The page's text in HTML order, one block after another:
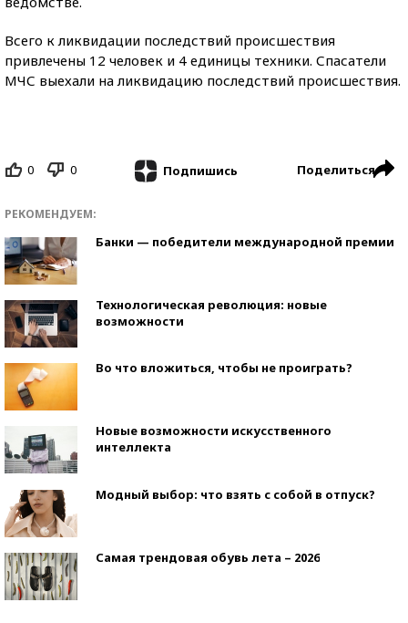
Всего к ликвидации последствий происшествия
привлечены 12 человек и 4 единицы техники. Спасатели
МЧС выехали на ликвидацию последствий происшествия.
0 0 Подпишись Поделиться
РЕКОМЕНДУЕМ:
Банки — победители международной премии
Технологическая революция: новые
возможности
Во что вложиться, чтобы не проиграть?
Новые возможности искусственного
интеллекта
Модный выбор: что взять с собой в отпуск?
Самая трендовая обувь лета – 2026